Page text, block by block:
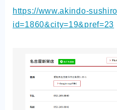
https://www.akindo-
id=1860&city=19&pref=23